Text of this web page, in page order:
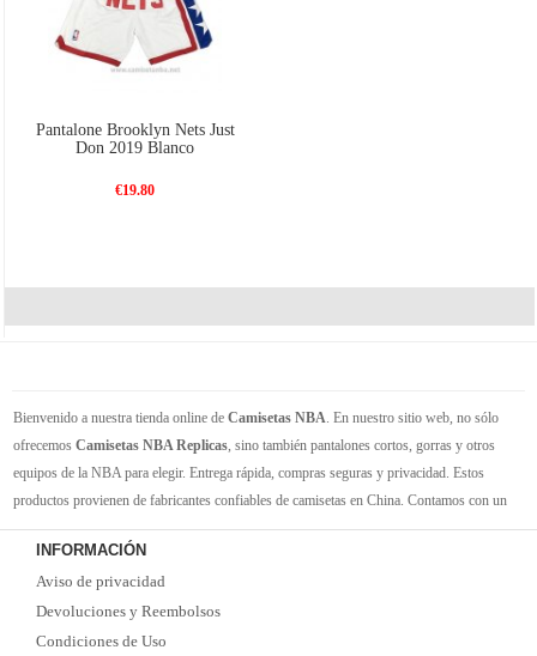
Pantalone Brooklyn Nets Just
Don 2019 Blanco
€19.80
Bienvenido a nuestra tienda online de Camisetas NBA. En nuestro sitio web, no sólo
ofrecemos Camisetas NBA Replicas, sino también pantalones cortos, gorras y otros
equipos de la NBA para elegir. Entrega rápida, compras seguras y privacidad. Estos
productos provienen de fabricantes confiables de camisetas en China. Contamos con un
gran inventario de camisetas de la NBA. Disponible en varios tamaños. Siéntete orgulloso
de tus equipos y jugadores favoritos. ¡Envío rápido! ¡Tiempo de entrega corto! ¡Oportuna
y buena comunicación! ¡Ofertas actualizadas y camisetas nuevas de vez en cuando!
Satisfacer las necesidades de cada cliente.
INFORMACIÓN
Aviso de privacidad
Devoluciones y Reembolsos
Condiciones de Uso